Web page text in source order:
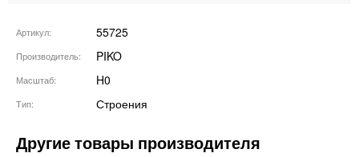
Артикул 55725
Производитель PIKO
Масштаб H0
Тип Строения